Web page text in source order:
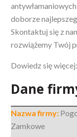
doborze
Skontaktuj się z
rozwiążemy Twój
Dowiedz się więcej:
Dane
Nazwa firmy:
Zamkowe